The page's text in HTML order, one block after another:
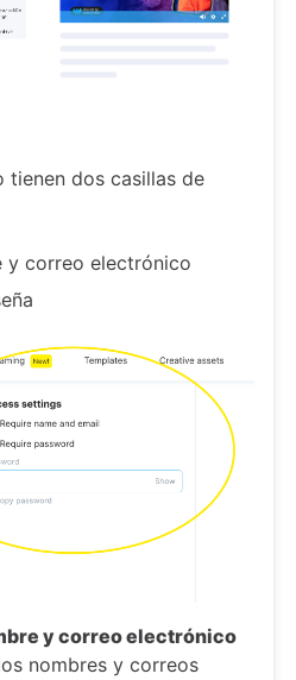
tienen dos casillas de
y correo electrónico
y correo electrónico
nombres y correos